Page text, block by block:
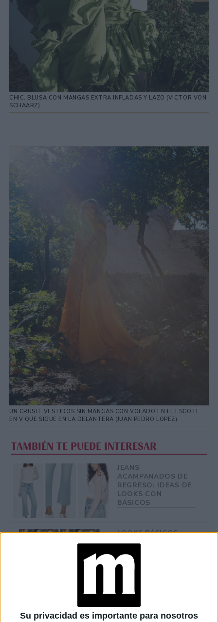
Su privacidad es importante para nosotros
CHIC. BLUSA CON MANGAS EXTRA INFLADAS Y LAZO (VICTOR VON
SCHAARZ).
UN CRUSH. VESTIDOS SIN MANGAS CON VOLADO EN EL ESCOTE
EN V QUE SIGUE EN LA DELANTERA (JUAN PEDRO LOPEZ).
TAMBIÉN TE PUEDE INTERESAR
JEANS
ACAMPANADOS DE
REGRESO: IDEAS DE
LOOKS CON
BÁSICOS
LOOKS BÁSICOS
CON JEANS ANCHOS
INVIERNO 2026
CINCO MUJERES
LATINAS QUE